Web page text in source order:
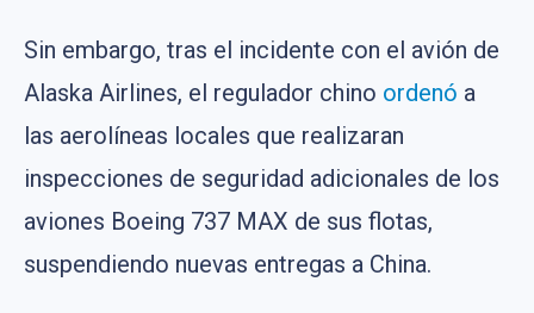
Sin embargo, tras el incidente con el avión de
Alaska Airlines, el regulador chino ordenó a
las aerolíneas locales que realizaran
inspecciones de seguridad adicionales de los
aviones Boeing 737 MAX de sus flotas,
suspendiendo nuevas entregas a China.